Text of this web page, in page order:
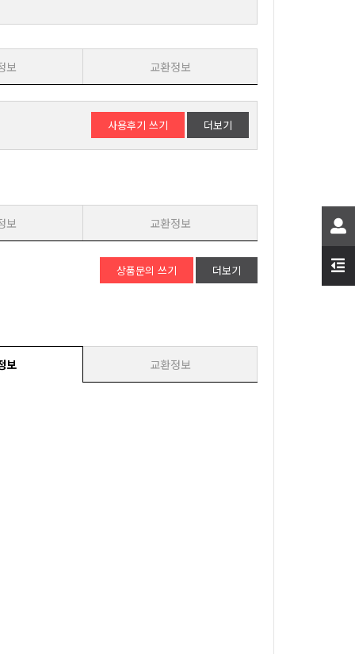
보 교환정보
사용후기 쓰기 더보기
보 교환정보
상품문의 쓰기 더보기
보 교환정보